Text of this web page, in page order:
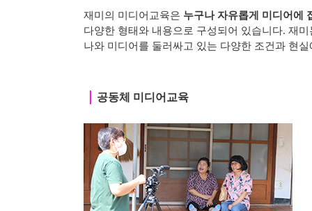
재미의 미디어교육은 누구나 자유롭게 미디어에
다양한 형태와 내용으로 구성되어 있습니다. 재미
나와 미디어를 둘러싸고 있는 다양한 조건과 현
공동체 미디어교육